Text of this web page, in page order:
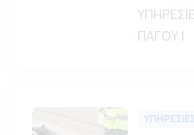
ΠΑΓΟΥ |